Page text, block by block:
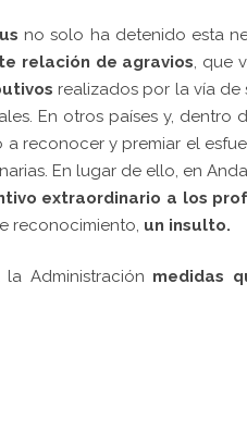
no solo ha detenido esta
relación de agravios , que
realizados por la vía de
En otros países y, dentro
reconocer y premiar el
En lugar de ello, en
extraordinario a los
reconocimiento, un insulto.
Administración medidas